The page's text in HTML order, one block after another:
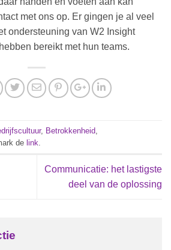
met ons op. Er gingen je al veel
ondersteuning van W2 Insight
bereikt met hun teams.
, Betrokkenheid
de link
Communicatie: het lastigste
deel van de oplossing